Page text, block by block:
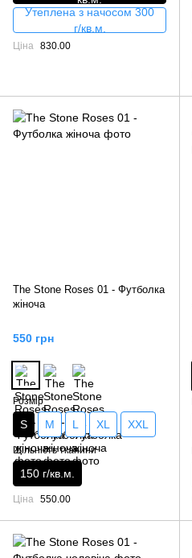
Утеплена з начосом 300
г/кв.м.
Ціна 830.00
The Stone Roses 01 - Футболка
жіноча
550 грн
Розмір
S M L XL XXL
Щільність тканини
150 г/кв.м.
Ціна 550.00